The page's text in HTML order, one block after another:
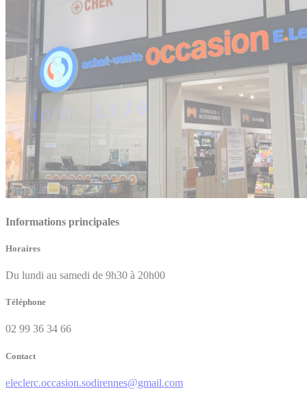
Informations principales
Horaires
Du lundi au samedi de 9h30 à 20h00
Téléphone
02 99 36 34 66
Contact
eleclerc.occasion.sodirennes@gmail.com